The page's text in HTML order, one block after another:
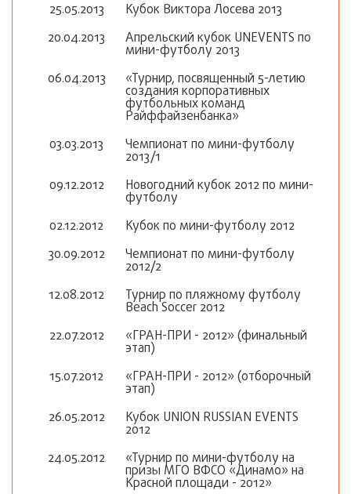
25.05.2013
Кубок Виктора Лосева 2013
20.04.2013
Апрельский кубок UNEVENTS по
мини-футболу 2013
06.04.2013
«Турнир, посвященный 5-летию
создания корпоративных
футбольных команд
Райффайзенбанка»
03.03.2013
Чемпионат по мини-футболу
2013/1
09.12.2012
Новогодний кубок 2012 по мини-
футболу
02.12.2012
Кубок по мини-футболу 2012
30.09.2012
Чемпионат по мини-футболу
2012/2
12.08.2012
Турнир по пляжному футболу
Beach Soccer 2012
22.07.2012
«ГРАН-ПРИ - 2012» (финальный
этап)
15.07.2012
«ГРАН-ПРИ - 2012» (отборочный
этап)
26.05.2012
Кубок UNION RUSSIAN EVENTS
2012
24.05.2012
«Турнир по мини-футболу на
призы МГО ВФСО «Динамо» на
Красной площади - 2012»